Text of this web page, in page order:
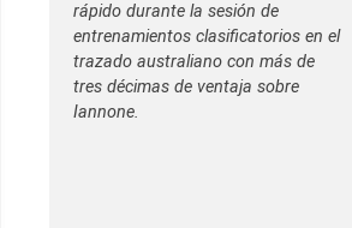
rápido durante la sesión de
entrenamientos clasificatorios en el
trazado australiano con más de
tres décimas de ventaja sobre
Iannone.